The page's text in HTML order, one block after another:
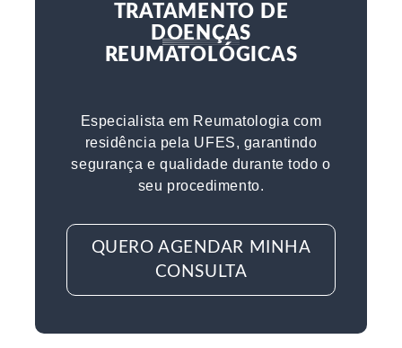
TRATAMENTO DE
DOENÇAS
REUMATOLÓGICAS
Especialista em Reumatologia com
residência pela UFES, garantindo
segurança e qualidade durante todo o
seu procedimento.
QUERO AGENDAR MINHA
CONSULTA